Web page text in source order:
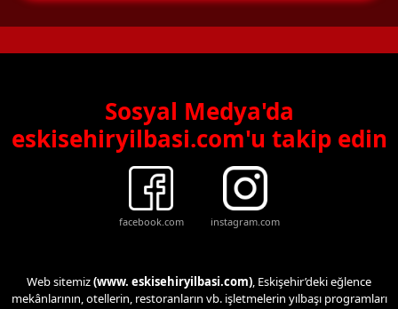
Sosyal Medya'da
eskisehiryilbasi.com'u takip edin
facebook.com instagram.com
Web sitemiz(www. eskisehiryilbasi.com), Eskişehir’deki eğlence
mekânlarının, otellerin, restoranların vb. işletmelerin yılbaşı programları